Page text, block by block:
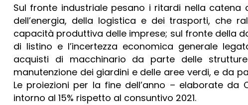
Sul fronte industriale pesano i ritardi nella
dell’energia, della logistica e dei trasporti, che
capacità produttiva delle imprese; sul fronte della
di listino e l’incertezza economica generale
acquisti di macchinario da parte delle
manutenzione dei giardini e delle aree verdi, e da
Le proiezioni per la fine dell’anno – elaborate
intorno al 15% rispetto al consuntivo 2021.